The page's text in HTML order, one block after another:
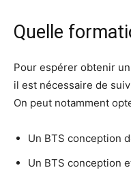
Quelle
Pour espérer obtenir
il est nécessaire de
On peut notamment
Un BTS conception
Un BTS conception